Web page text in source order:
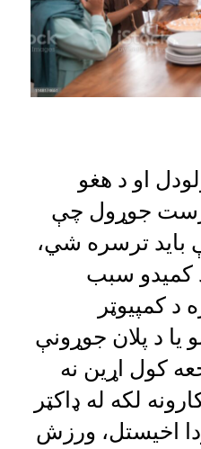
او د هغو
جوړول چې
باید ترسره شي،
کمیدو سبب
د کمپيوټر
يا د پلان جوړونې
کول اړين نه
لکه له ډاکټر
اخيستل، ورزش